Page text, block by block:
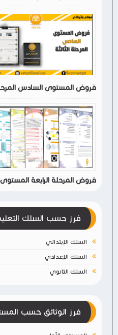
فروض المستوى السادس
فروض المرحلة الرابعة
فرز حسب السلك
السلك الإبتدائي
السلك الإعدادي
السلك الثانوي
فرز الوثائق حسب